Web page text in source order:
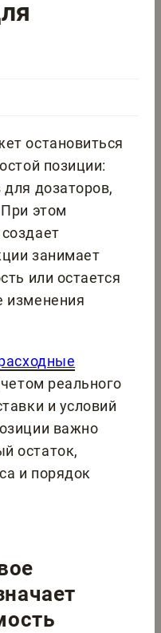
остановиться
позиции:
дозаторов,
этом
занимает
или остается
изменения
реального
и условий
важно
остаток,
и порядок